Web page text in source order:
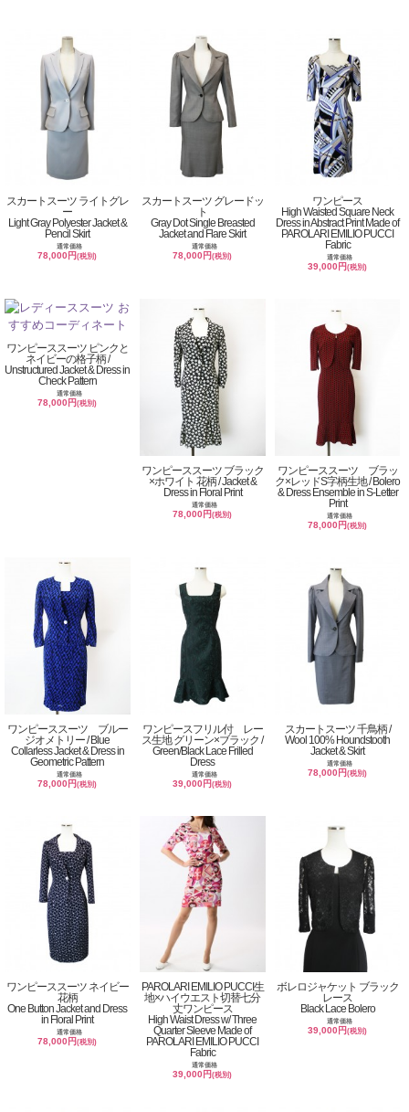
スカートスーツ ライトグレ
ー
Light Gray Polyester Jacket &
Pencil Skirt
通常価格
78,000円(税別)
スカートスーツ グレードッ
ト
Gray Dot Single Breasted
Jacket and Flare Skirt
通常価格
78,000円(税別)
ワンピース
High Waisted Square Neck
Dress in Abstract Print Made of
PAROLARI EMILIO PUCCI
Fabric
通常価格
39,000円(税別)
ワンピーススーツ ピンクと
ネイビーの格子柄 /
Unstructured Jacket & Dress in
Check Pattern
通常価格
78,000円(税別)
ワンピーススーツ ブラック
×ホワイト 花柄 / Jacket &
Dress in Floral Print
通常価格
78,000円(税別)
ワンピーススーツ ブラッ
ク×レッドS字柄生地 / Bolero
& Dress Ensemble in S-Letter
Print
通常価格
78,000円(税別)
ワンピーススーツ ブルー
ジオメトリー / Blue
Collarless Jacket & Dress in
Geometric Pattern
通常価格
78,000円(税別)
ワンピースフリル付 レー
ス生地 グリーン×ブラック /
Green/Black Lace Frilled
Dress
通常価格
39,000円(税別)
スカートスーツ 千鳥柄 /
Wool 100% Houndstooth
Jacket & Skirt
通常価格
78,000円(税別)
ワンピーススーツ ネイビー
花柄
One Button Jacket and Dress
in Floral Print
通常価格
78,000円(税別)
PAROLARI EMILIO PUCCI生
地×ハイウエスト切替七分
丈ワンピース
High Waist Dress w/ Three
Quarter Sleeve Made of
PAROLARI EMILIO PUCCI
Fabric
通常価格
39,000円(税別)
ボレロジャケット ブラック
レース
Black Lace Bolero
通常価格
39,000円(税別)